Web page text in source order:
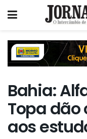
Bahia:
Topa
aos